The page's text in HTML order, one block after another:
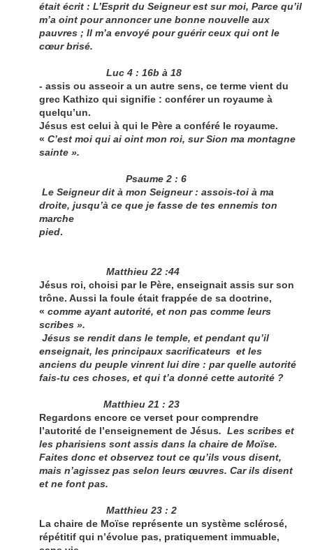
était écrit : L’Esprit du Seigneur est sur moi, Parce qu’il
m’a oint pour annoncer une bonne nouvelle aux
pauvres ; Il m’a envoyé pour guérir ceux qui ont le
cœur brisé.
Luc 4 : 16b à 18
- assis ou asseoir a un autre sens, ce terme vient du
grec Kathizo qui signifie : conférer un royaume à
quelqu’un.
Jésus est celui à qui le Père a conféré le royaume.
« C’est moi qui ai oint mon roi, sur Sion ma montagne
sainte ».
Psaume 2 : 6
Le Seigneur dit à mon Seigneur : assois-toi à ma
droite, jusqu’à ce que je fasse de tes ennemis ton
marche
pied.
Matthieu 22 :44
Jésus roi, choisi par le Père, enseignait assis sur son
trône. Aussi la foule était frappée de sa doctrine,
« comme ayant autorité, et non pas comme leurs
scribes ».
Jésus se rendit dans le temple, et pendant qu’il
enseignait, les principaux sacrificateurs et les
anciens du peuple vinrent lui dire : par quelle autorité
fais-tu ces choses, et qui t’a donné cette autorité ?
Matthieu 21 : 23
Regardons encore ce verset pour comprendre
l’autorité de l’enseignement de Jésus. Les scribes et
les pharisiens sont assis dans la chaire de Moïse.
Faites donc et observez tout ce qu’ils vous disent,
mais n’agissez pas selon leurs œuvres. Car ils disent
et ne font pas.
Matthieu 23 : 2
La chaire de Moïse représente un système sclérosé,
répétitif qui n’évolue pas, pratiquement immuable,